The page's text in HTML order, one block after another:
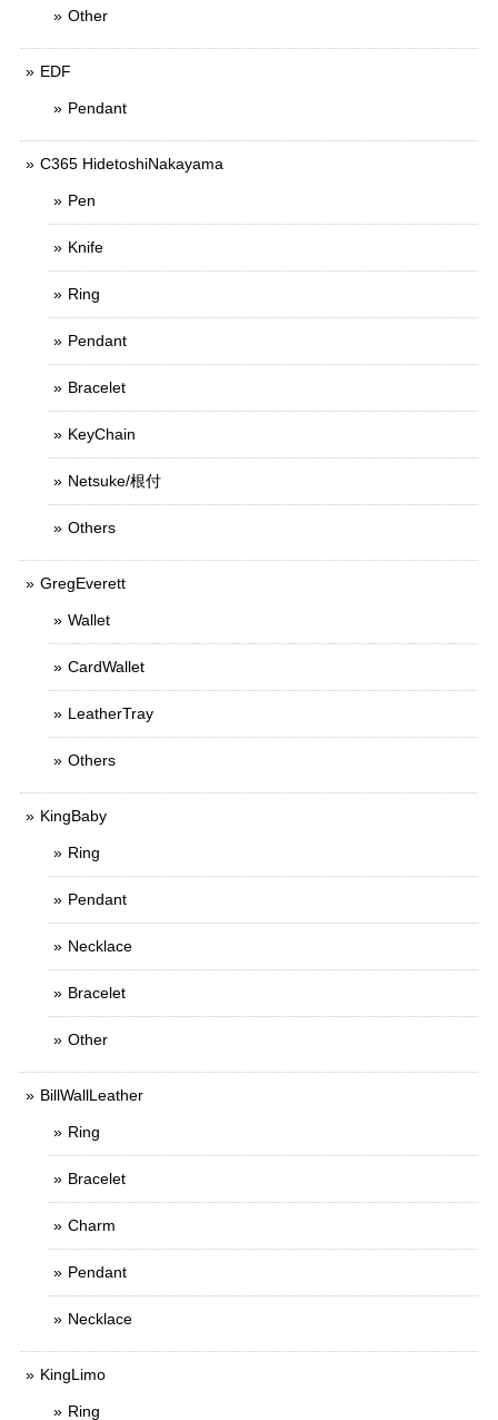
Other
EDF
Pendant
C365 HidetoshiNakayama
Pen
Knife
Ring
Pendant
Bracelet
KeyChain
Netsuke/根付
Others
GregEverett
Wallet
CardWallet
LeatherTray
Others
KingBaby
Ring
Pendant
Necklace
Bracelet
Other
BillWallLeather
Ring
Bracelet
Charm
Pendant
Necklace
KingLimo
Ring